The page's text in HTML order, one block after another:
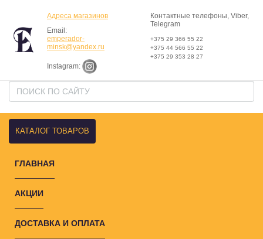
Адреса магазинов
Email:
emperador-
minsk@yandex.ru
Instagram:
Контактные телефоны, Viber,
Telegram
+375 29 366 55 22
+375 44 566 55 22
+375 29 353 28 27
КАТАЛОГ ТОВАРОВ
ГЛАВНАЯ
АКЦИИ
ДОСТАВКА И ОПЛАТА